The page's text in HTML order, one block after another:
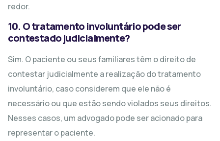
redor.
10. O tratamento involuntário pode ser
contestado judicialmente?
Sim. O paciente ou seus familiares têm o direito de
contestar judicialmente a realização do tratamento
involuntário, caso considerem que ele não é
necessário ou que estão sendo violados seus direitos.
Nesses casos, um advogado pode ser acionado para
representar o paciente.